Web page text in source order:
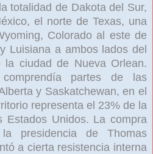
totalidad de Dakota del Sur,
el norte de Texas, una
Colorado al este de
y Luisiana a ambos lados del
la ciudad de Nueva Orlean.
partes de las
y Saskatchewan, en el
representa el 23% de la
Estados Unidos. La compra
presidencia de Thomas
a cierta resistencia interna